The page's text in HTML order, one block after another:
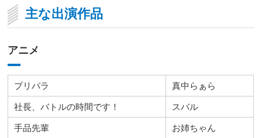
主な出演作品
アニメ
プリパラ
真中らぁら
社長、バトルの時間です！
スバル
手品先輩
お姉ちゃん